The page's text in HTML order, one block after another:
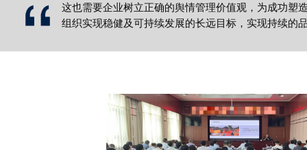
这也需要企业树立正确的舆情管理价值观，为成功塑
组织实现稳健及可持续发展的长远目标，实现持续的